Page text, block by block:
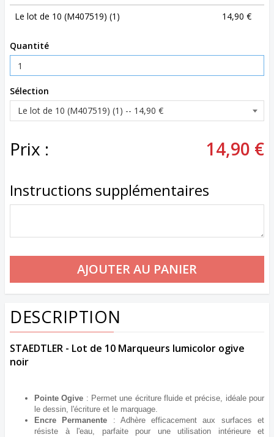
Le lot de 10 (M407519) (1)
14,90 €
Quantité
Sélection
Prix : 14,90 €
Instructions supplémentaires
DESCRIPTION
STAEDTLER - Lot de 10 Marqueurs lumicolor ogive
noir
Pointe Ogive : Permet une écriture fluide et précise, idéale pour
le dessin, l'écriture et le marquage.
Encre Permanente : Adhère efficacement aux surfaces et
résiste à l'eau, parfaite pour une utilisation intérieure et